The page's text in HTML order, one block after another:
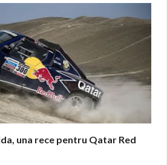
una rece pentru Qatar Red